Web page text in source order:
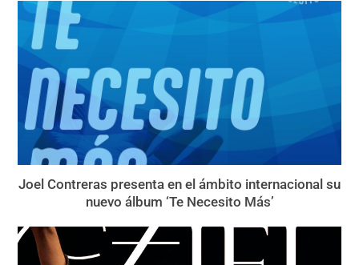
Joel Contreras presenta en el ámbito internacional su
nuevo álbum ‘Te Necesito Más’